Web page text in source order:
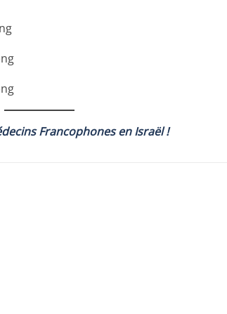
Francophones en Israël !